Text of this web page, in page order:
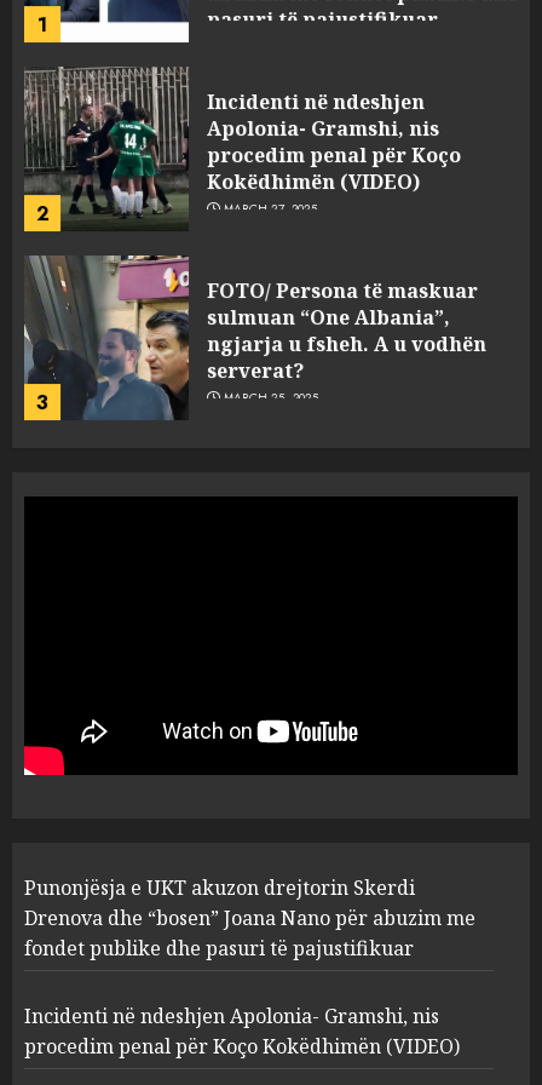
2 MARCH 27, 2025
3
FOTO/ Persona të maskuar
sulmuan “One Albania”,
ngjarja u fsheh. A u vodhën
serverat?
MARCH 25, 2025
4
Prokuroria jep pretencën, ja
çfarë dënimi kërkon për
Mariela dhe Antonela
Berishën
MARCH 25, 2025
1
“bosen” Joana Nano për
abuzim me fondet publike dhe
pasuri të pajustifikuar
2
Apolonia- Gramshi, nis
procedim penal për Koço
Kokëdhimën (VIDEO)
MARCH 27, 2025
FOTO/ Persona të maskuar
sulmuan “One Albania”,
Punonjësja e UKT akuzon drejtorin Skerdi
Drenova dhe “bosen” Joana Nano për abuzim me
fondet publike dhe pasuri të pajustifikuar
Incidenti në ndeshjen Apolonia- Gramshi, nis
procedim penal për Koço Kokëdhimën (VIDEO)